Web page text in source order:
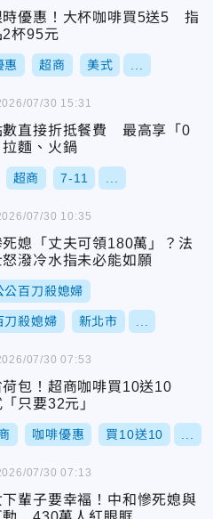
時優惠！大杯咖啡買5送5 指
2杯95元
惠 超商 美式
數直接折抵餐費 最高享「0
麵、火鍋
超商 7-11
07/30 15:31
死媳「丈夫可領180萬」？法
怒潑冷水指未必能如願
公百刀殺媳婦
刀殺媳婦 新北市
07/30 10:35
荷包！超商咖啡買10送10
只要32元」
咖啡優惠 買10送10
07/30 07:53
下輩子要幸褔！中和慘死媳與
07/30 07:13